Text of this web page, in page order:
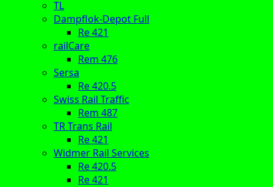
TL
Dampflok-Depot Full
Re 421
railCare
Rem 476
Sersa
Re 420.5
Swiss Rail Traffic
Rem 487
TR Trans Rail
Re 421
Widmer Rail Services
Re 420.5
Re 421